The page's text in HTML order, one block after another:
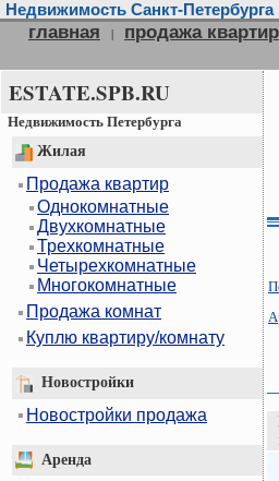
Недвижимость Санкт-
главная | продажа
ESTATE.SPB.RU
Недвижимость Петербурга
Жилая
Продажа квартир
Однокомнатные
Двухкомнатные
Трехкомнатные
Четырехкомнатные
Многокомнатные
Продажа комнат
Куплю квартиру/комнату
Новостройки
Новостройки продажа
Аренда